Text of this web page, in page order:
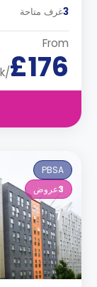
3غرف متاحة
From
£176
/week
PBSA
3عروض